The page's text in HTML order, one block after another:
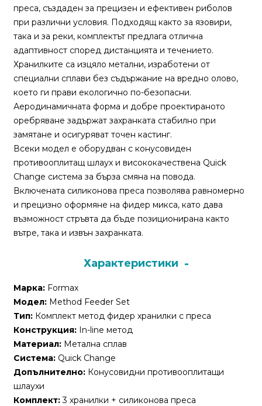
Плувки
за
риболов
Комплекти
за
риболов
За
нас
Контакти
доставка
Връщане
рекламация
Условия
за
ползване
преса, създаден за прецизен и ефективен риболов
при различни условия. Подходящ както за язовири,
така и за реки, комплектът предлага отлична
адаптивност според дистанцията и течението.
Хранилките са изцяло метални, изработени от
специални сплави без съдържание на вредно олово,
което ги прави екологично по-безопасни.
Аеродинамичната форма и добре проектираното
оребряване задържат захранката стабилно при
замятане и осигуряват точен кастинг.
Всеки модел е оборудван с конусовиден
противооплитащ шлаух и висококачествена Quick
Change система за бърза смяна на повода.
Включената силиконова преса позволява равномерно
и прецизно оформяне на фидер микса, като дава
възможност стръвта да бъде позиционирана както
вътре, така и извън захранката.
Характеристики
Марка: Formax
Модел: Method Feeder Set
Тип: Комплект метод фидер хранилки с преса
Конструкция: In-line метод
Материал: Метална сплав
Система: Quick Change
Допълнително: Конусовидни противооплитащи
шлаухи
Комплект:3 хранилки + силиконова преса